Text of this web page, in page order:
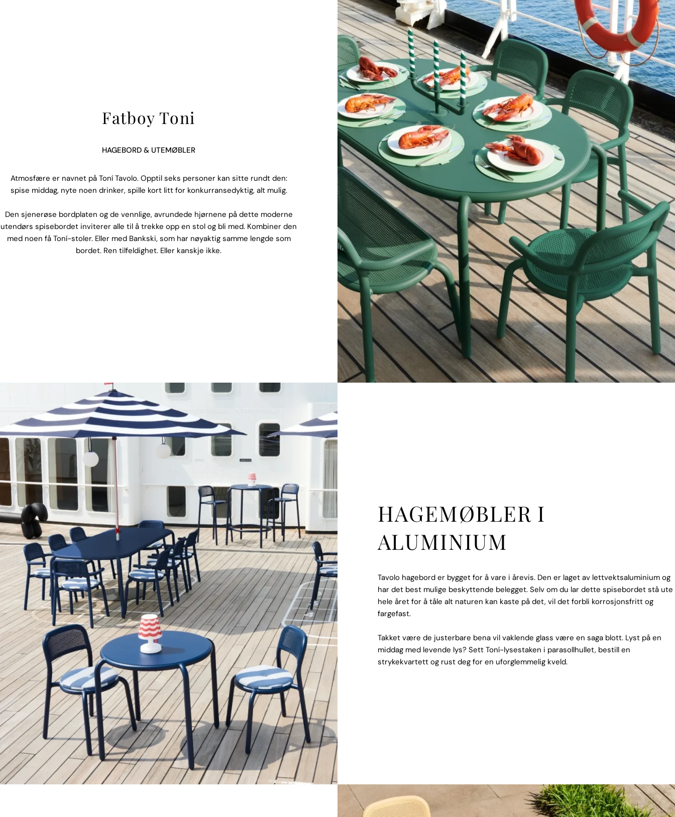
Fatboy Toni
HAGEBORD & UTEMØBLER
Atmosfære er navnet på Toní Tavolo. Opptil seks personer kan sitte rundt den:
spise middag, nyte noen drinker, spille kort litt for konkurransedyktig, alt mulig.
Den sjenerøse bordplaten og de vennlige, avrundede hjørnene på dette moderne
utendørs spisebordet inviterer alle til å trekke opp en stol og bli med. Kombiner den
med noen få Toní-stoler. Eller med Bankski, som har nøyaktig samme lengde som
bordet. Ren tilfeldighet. Eller kanskje ikke.
HAGEMØBLER I
ALUMINIUM
Tavolo hagebord er bygget for å vare i årevis. Den er laget av lettvektsaluminium og
har det best mulige beskyttende belegget. Selv om du lar dette spisebordet stå ute
hele året for å tåle alt naturen kan kaste på det, vil det forbli korrosjonsfritt og
fargefast.
Takket være de justerbare bena vil vaklende glass være en saga blott. Lyst på en
middag med levende lys? Sett Toní-lysestaken i parasollhullet, bestill en
strykekvartett og rust deg for en uforglemmelig kveld.